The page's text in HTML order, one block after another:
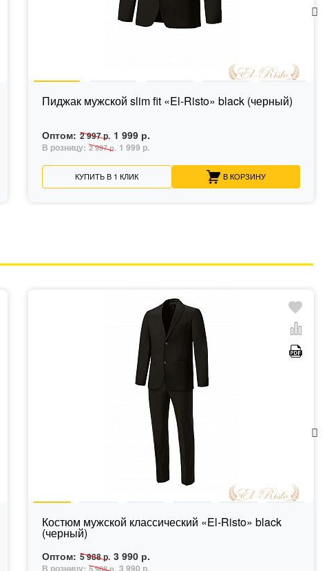
Пиджак мужской slim fit «El-Risto» black (черный)
Оптом: 2 997 р. 1 999 р.
В розницу: 2 997 р. 1 999 р.
КУПИТЬ В 1 КЛИК В КОРЗИНУ
Костюм мужской классический «El-Risto» black
(черный)
Оптом: 5 988 р. 3 990 р.
В розницу: 5 988 р. 3 990 р.